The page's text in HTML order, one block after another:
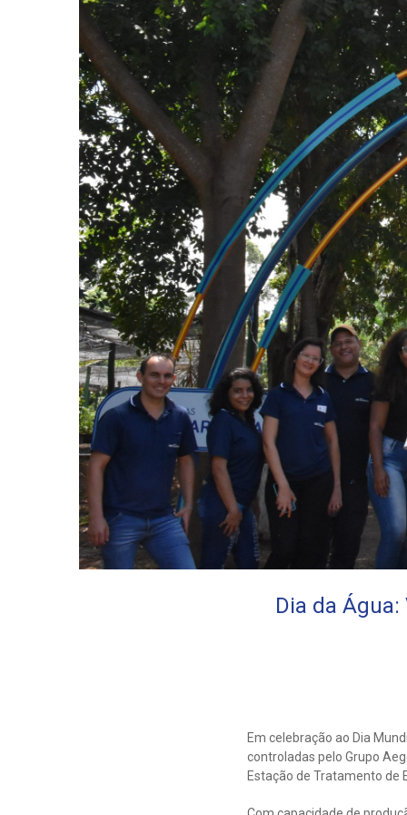
Dia da
Em celebração ao Dia
controladas pelo Grupo
Estação de Tratamento de